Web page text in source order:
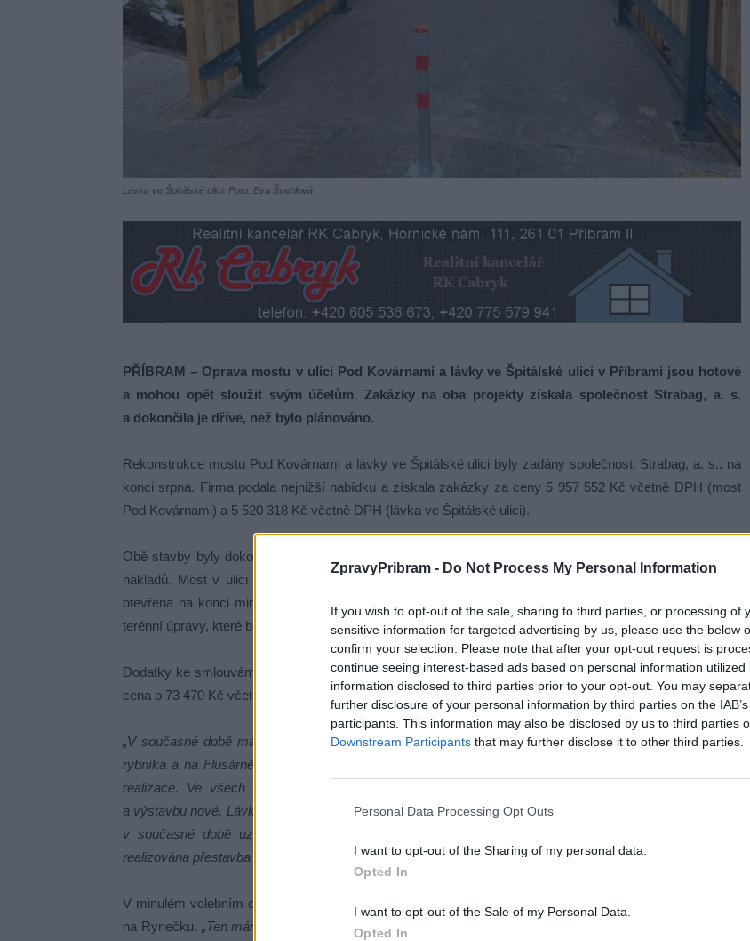
ZpravyPribram - Do Not Process My Personal Information
If you wish to opt-out of the sale, sharing to third parties, or processing of
sensitive information for targeted advertising by us, please use the below
confirm your selection. Please note that after your opt-out request is
continue seeing interest-based ads based on personal information
information disclosed to third parties prior to your opt-out. You may
further disclosure of your personal information by third parties on the
participants. This information may also be disclosed by us to third parties
Downstream Participants that may further disclose it to other third parties.
Personal Data Processing Opt Outs
I want to opt-out of the Sharing of my personal data.
Opted In
I want to opt-out of the Sale of my Personal Data.
Opted In
Lávka ve Špitálské ulici. Foto: Eva Švehlová
PŘÍBRAM – Oprava mostu v ulici Pod Kovárnami a lávky ve Špitálské ulici v Příbrami jsou hotové
a mohou opět sloužit svým účelům. Zakázky na oba projekty získala společnost Strabag, a. s.
a dokončila je dříve, než bylo plánováno.
Rekonstrukce mostu Pod Kovárnami a lávky ve Špitálské ulici byly zadány společnosti Strabag, a. s., na
konci srpna. Firma podala nejnižší nabídku a získala zakázky za ceny 5 957 552 Kč včetně DPH (most
Pod Kovárnami) a 5 520 318 Kč včetně DPH (lávka ve Špitálské ulici).
Obě stavby byly dokončeny před termínem a s finančním přebytkem, neboť došlo ke snížení celkových
nákladů. Most v ulici Pod Kovárnami je průjezdný od začátku prosince, a lávka ve Špitálské ulici byla
otevřena na konci minulého týdne po kolaudaci. V okolí lávky chybí s ohledem na klimatické podmínky
terénní úpravy, které budou dodatečně provedeny.
Dodatky ke smlouvám o dílo vedly ke snížení původně smluvených cen. U lávky ve Špitálské ulici klesla
cena o 73 470 Kč včetně DPH, a u mostu Pod Kovárnami došlo ke snížení o 46 495 Kč včetně DPH.
„V současné době máme vysoutěženu přestavbu dalších tří lávek, a to na Rynečku, u Čekalíkovského
rybníka a na Flusárně. Zakázku jsme soutěžili opakovaně, proto se nám posunul předpokládaný termín
realizace. Ve všech třech případech půjde opět o kompletní výměnu, tedy demolici lávky stávající
a výstavbu nové. Lávky se budou realizovat postupně s tím, že jako první bude lávka na Flusárně, která je
v současné době uzavřena. Stavba bude zahájena na jaře. Souběžně s lávkou na Flusárně bude
realizována přestavba lávky na Rynečku,“říká starosta Jan Konvalinka.
V minulém volebním období se také hodně mluvilo o velmi špatném stavu mostu přes Příbramský potok
na Rynečku. „Ten máme v plánu investic na příští rok, nicméně samotná realizace závisí na přeložce sítí